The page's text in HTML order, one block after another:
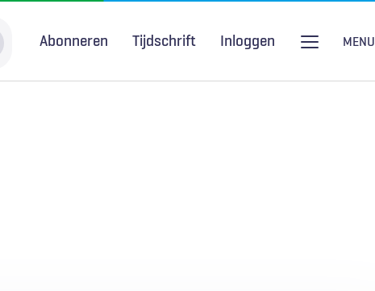
Abonneren Tijdschrift Inloggen MENU